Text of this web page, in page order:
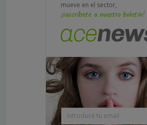
mueve en el sector,
¡suscríbete a nuestro boletín!